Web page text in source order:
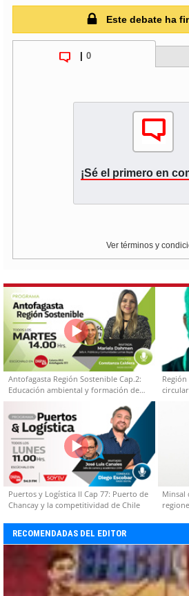
Este debate ha
0
¡Sé el primero en
Ver términos y
Antofagasta Región Sostenible Cap.2:
Educación ambiental y formación de
capacidades técnicas
Puertos y Logística II Cap 77: Puerto de
Chancay y la competitividad de Chile
Minsal
RECOMENDADAS DEL EDITOR